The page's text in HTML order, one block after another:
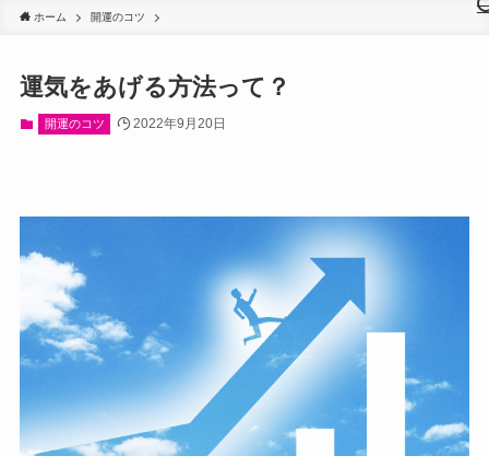
ホーム 開運のコツ
運気をあげる方法って？
開運のコツ 2022年9月20日